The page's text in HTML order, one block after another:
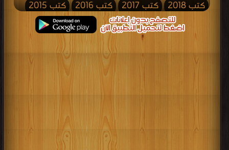
كتب 2018
كتب 2017 كتب 2016
كتب 2015
كتب 2013 كتب 2012
كتب 2011
كتب 2009 كتب 2008
كتب 2006
كتب 2005 كتب 2004
كتب 2003
كتب 2000
كتب 1992
كتب 1991
كتب 1990
كتب 1989 كتب 1988
كتب 1987